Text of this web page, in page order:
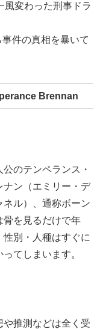
風変わった刑事ドラ
件の真相を暴いて
Brennan
公のテンペランス・
ナン（エミリー・デ
ネル）、通称ボーン
骨を見るだけで年
性別・人種はすぐに
ってしまいます。
や推測などは全く受